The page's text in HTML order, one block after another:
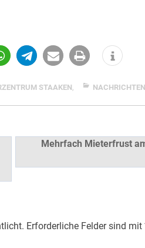
STAAKEN,
NACHRICHTEN
Mehrfach Mieterfrust
Erforderliche Felder sind mit